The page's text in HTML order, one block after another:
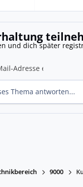
und dich später
Thema antworten...
9000